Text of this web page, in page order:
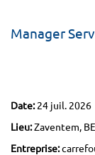
Manager
Date:24 juil. 2026
Lieu:Zaventem,
Entreprise: